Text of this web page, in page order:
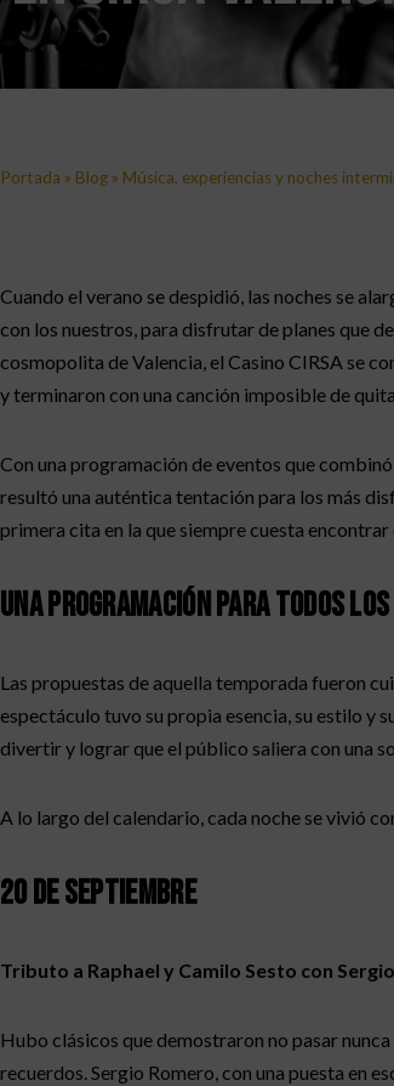
Portada » Blog » Música, experiencias y noches
Cuando el verano se despidió, las noches se
con los nuestros, para disfrutar de planes que
cosmopolita de Valencia, el Casino CIRSA se
y terminaron con una canción imposible de
Con una programación de eventos que
resultó una auténtica tentación para los más
primera cita en la que siempre cuesta
Una programación para todos
Las propuestas de aquella temporada fueron
espectáculo tuvo su propia esencia, su estilo y
divertir y lograr que el público saliera con una
A lo largo del calendario, cada noche se vivió
20 de septiembre
Tributo a Raphael y Camilo Sesto con
Hubo clásicos que demostraron no pasar
recuerdos. Sergio Romero, con una puesta en